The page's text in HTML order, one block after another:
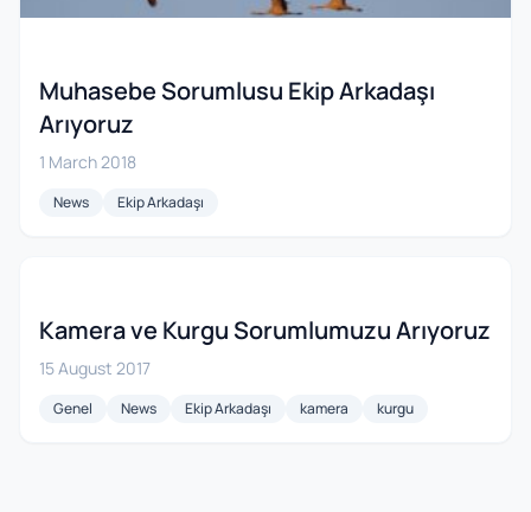
Muhasebe Sorumlusu Ekip Arkadaşı
Arıyoruz
1 March 2018
News Ekip Arkadaşı
Kamera ve Kurgu Sorumlumuzu Arıyoruz
15 August 2017
Genel News Ekip Arkadaşı kamera kurgu